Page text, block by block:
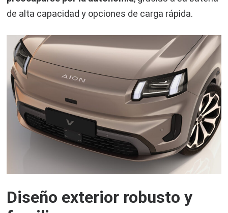
de alta capacidad y opciones de carga rápida.
Diseño exterior robusto y